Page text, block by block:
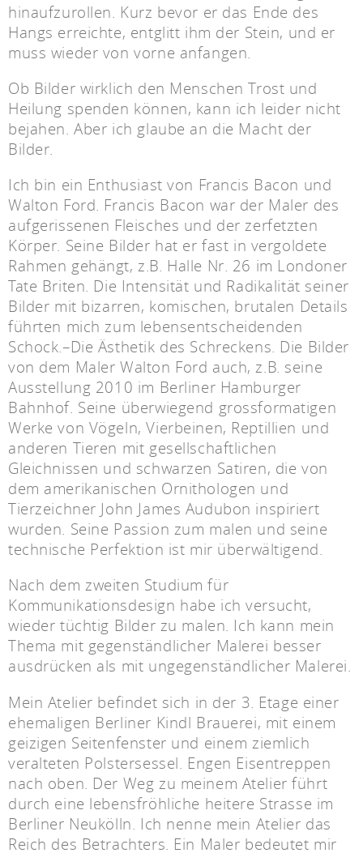
hinaufzurollen. Kurz bevor er das Ende des
Hangs erreichte, entglitt ihm der Stein, und er
muss wieder von vorne anfangen.
Ob Bilder wirklich den Menschen Trost und
Heilung spenden können, kann ich leider nicht
bejahen. Aber ich glaube an die Macht der
Bilder.
Ich bin ein Enthusiast von Francis Bacon und
Walton Ford. Francis Bacon war der Maler des
aufgerissenen Fleisches und der zerfetzten
Körper. Seine Bilder hat er fast in vergoldete
Rahmen gehängt, z.B. Halle Nr. 26 im Londoner
Tate Briten. Die Intensität und Radikalität seiner
Bilder mit bizarren, komischen, brutalen Details
führten mich zum lebensentscheidenden
Schock.–Die Ästhetik des Schreckens. Die Bilder
von dem Maler Walton Ford auch, z.B. seine
Ausstellung 2010 im Berliner Hamburger
Bahnhof. Seine überwiegend grossformatigen
Werke von Vögeln, Vierbeinen, Reptillien und
anderen Tieren mit gesellschaftlichen
Gleichnissen und schwarzen Satiren, die von
dem amerikanischen Ornithologen und
Tierzeichner John James Audubon inspiriert
wurden. Seine Passion zum malen und seine
technische Perfektion ist mir überwältigend.
Nach dem zweiten Studium für
Kommunikationsdesign habe ich versucht,
wieder tüchtig Bilder zu malen. Ich kann mein
Thema mit gegenständlicher Malerei besser
ausdrücken als mit ungegenständlicher Malerei.
Mein Atelier befindet sich in der 3. Etage einer
ehemaligen Berliner Kindl Brauerei, mit einem
geizigen Seitenfenster und einem ziemlich
veralteten Polstersessel. Engen Eisentreppen
nach oben. Der Weg zu meinem Atelier führt
durch eine lebensfröhliche heitere Strasse im
Berliner Neukölln. Ich nenne mein Atelier das
Reich des Betrachters. Ein Maler bedeutet mir